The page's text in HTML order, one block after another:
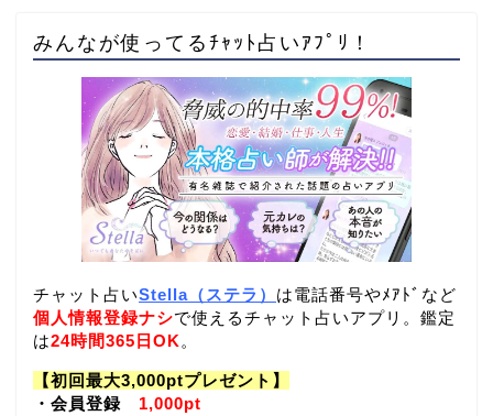
みんなが使ってるﾁｬｯﾄ占いｱﾌﾟﾘ！
チャット占いStella（ステラ） は電話番号やﾒｱﾄﾞなど
個人情報登録ナシで使えるチャット占いアプリ。鑑定
は24時間365日OK 。
【初回最大3,000ptプレゼント】
・会員登録 1,000pt